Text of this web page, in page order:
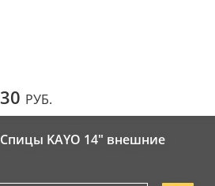
30 РУБ.
Спицы KAYO 14" внешние